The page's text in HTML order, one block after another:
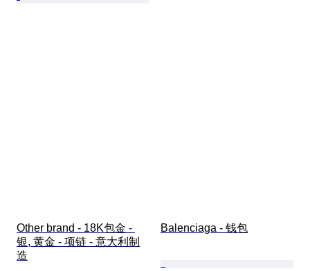
Other brand - 18K包金 -
银, 黄金 - 项链 - 意大利制
造
Balenciaga - 钱包